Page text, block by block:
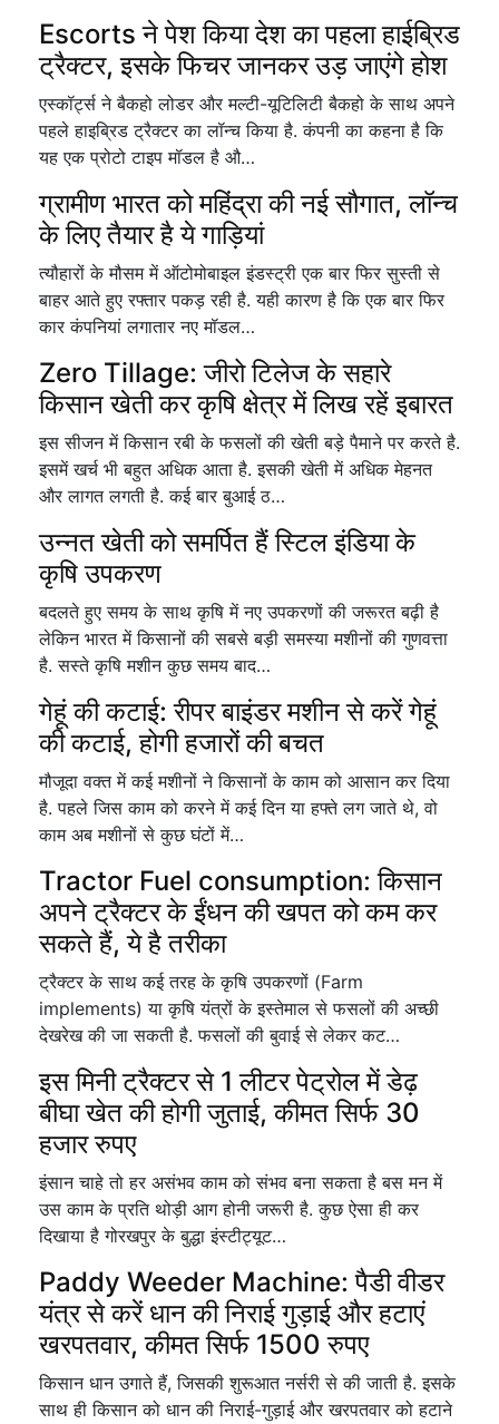
Escorts ने पेश किया देश का पहला हाईब्रिड
ट्रैक्टर, इसके फिचर जानकर उड़ जाएंगे होश
एस्कॉर्ट्स ने बैकहो लोडर और मल्टी-यूटिलिटी बैकहो के साथ अपने
पहले हाइब्रिड ट्रैक्टर का लॉन्च किया है. कंपनी का कहना है कि
यह एक प्रोटो टाइप मॉडल है औ…
ग्रामीण भारत को महिंद्रा की नई सौगात, लॉन्च
के लिए तैयार है ये गाड़ियां
त्यौहारों के मौसम में ऑटोमोबाइल इंडस्ट्री एक बार फिर सुस्ती से
बाहर आते हुए रफ्तार पकड़ रही है. यही कारण है कि एक बार फिर
कार कंपनियां लगातार नए मॉडल…
Zero Tillage: जीरो टिलेज के सहारे
किसान खेती कर कृषि क्षेत्र में लिख रहें इबारत
इस सीजन में किसान रबी के फसलों की खेती बड़े पैमाने पर करते है.
इसमें खर्च भी बहुत अधिक आता है. इसकी खेती में अधिक मेहनत
और लागत लगती है. कई बार बुआई ठ…
उन्नत खेती को समर्पित हैं स्टिल इंडिया के
कृषि उपकरण
बदलते हुए समय के साथ कृषि में नए उपकरणों की जरूरत बढ़ी है
लेकिन भारत में किसानों की सबसे बड़ी समस्या मशीनों की गुणवत्ता
है. सस्ते कृषि मशीन कुछ समय बाद…
गेहूं की कटाई: रीपर बाइंडर मशीन से करें गेहूं
की कटाई, होगी हजारों की बचत
मौजूदा वक्त में कई मशीनों ने किसानों के काम को आसान कर दिया
है. पहले जिस काम को करने में कई दिन या हफ्ते लग जाते थे, वो
काम अब मशीनों से कुछ घंटों में…
Tractor Fuel consumption: किसान
अपने ट्रैक्टर के ईंधन की खपत को कम कर
सकते हैं, ये है तरीका
ट्रैक्टर के साथ कई तरह के कृषि उपकरणों (Farm
implements) या कृषि यंत्रों के इस्तेमाल से फसलों की अच्छी
देखरेख की जा सकती है. फसलों की बुवाई से लेकर कट…
इस मिनी ट्रैक्टर से 1 लीटर पेट्रोल में डेढ़
बीघा खेत की होगी जुताई, कीमत सिर्फ 30
हजार रुपए
इंसान चाहे तो हर असंभव काम को संभव बना सकता है बस मन में
उस काम के प्रति थोड़ी आग होनी जरूरी है. कुछ ऐसा ही कर
दिखाया है गोरखपुर के बुद्धा इंस्टीट्यूट…
Paddy Weeder Machine: पैडी वीडर
यंत्र से करें धान की निराई गुड़ाई और हटाएं
खरपतवार, कीमत सिर्फ 1500 रुपए
किसान धान उगाते हैं, जिसकी शुरूआत नर्सरी से की जाती है. इसके
साथ ही किसान को धान की निराई-गुड़ाई और खरपतवार को हटाने